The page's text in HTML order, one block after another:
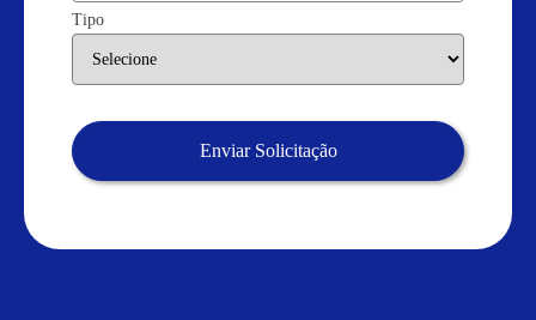
Tipo
Enviar Solicitação